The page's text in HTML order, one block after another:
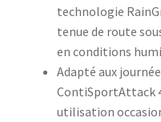
technologie
tenue de route
en conditions
Adapté aux
ContiSportAttack
utilisation